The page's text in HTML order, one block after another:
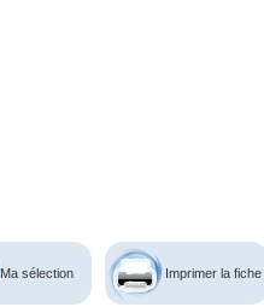
Ma sélection Imprimer la fiche